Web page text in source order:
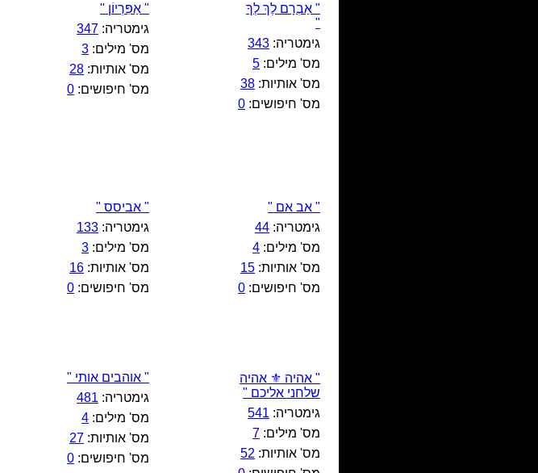
" אַבְרָם לֶךְ לְךָ
"
גימטריה: 343
מס' מילים: 5
מס' אותיות: 38
מס' חיפושים: 0
" אַפִּרְיוֹן "
גימטריה: 347
מס' מילים: 3
מס' אותיות: 28
מס' חיפושים: 0
" אב אם "
גימטריה: 44
מס' מילים: 4
מס' אותיות: 15
מס' חיפושים: 0
" אביסס "
גימטריה: 133
מס' מילים: 3
מס' אותיות: 16
מס' חיפושים: 0
" אהיה ⚜️ אהיה
שלחני אליכם "
גימטריה: 541
מס' מילים: 7
מס' אותיות: 52
" אוהבים אותי "
גימטריה: 481
מס' מילים: 4
מס' אותיות: 27
מס' חיפושים: 0